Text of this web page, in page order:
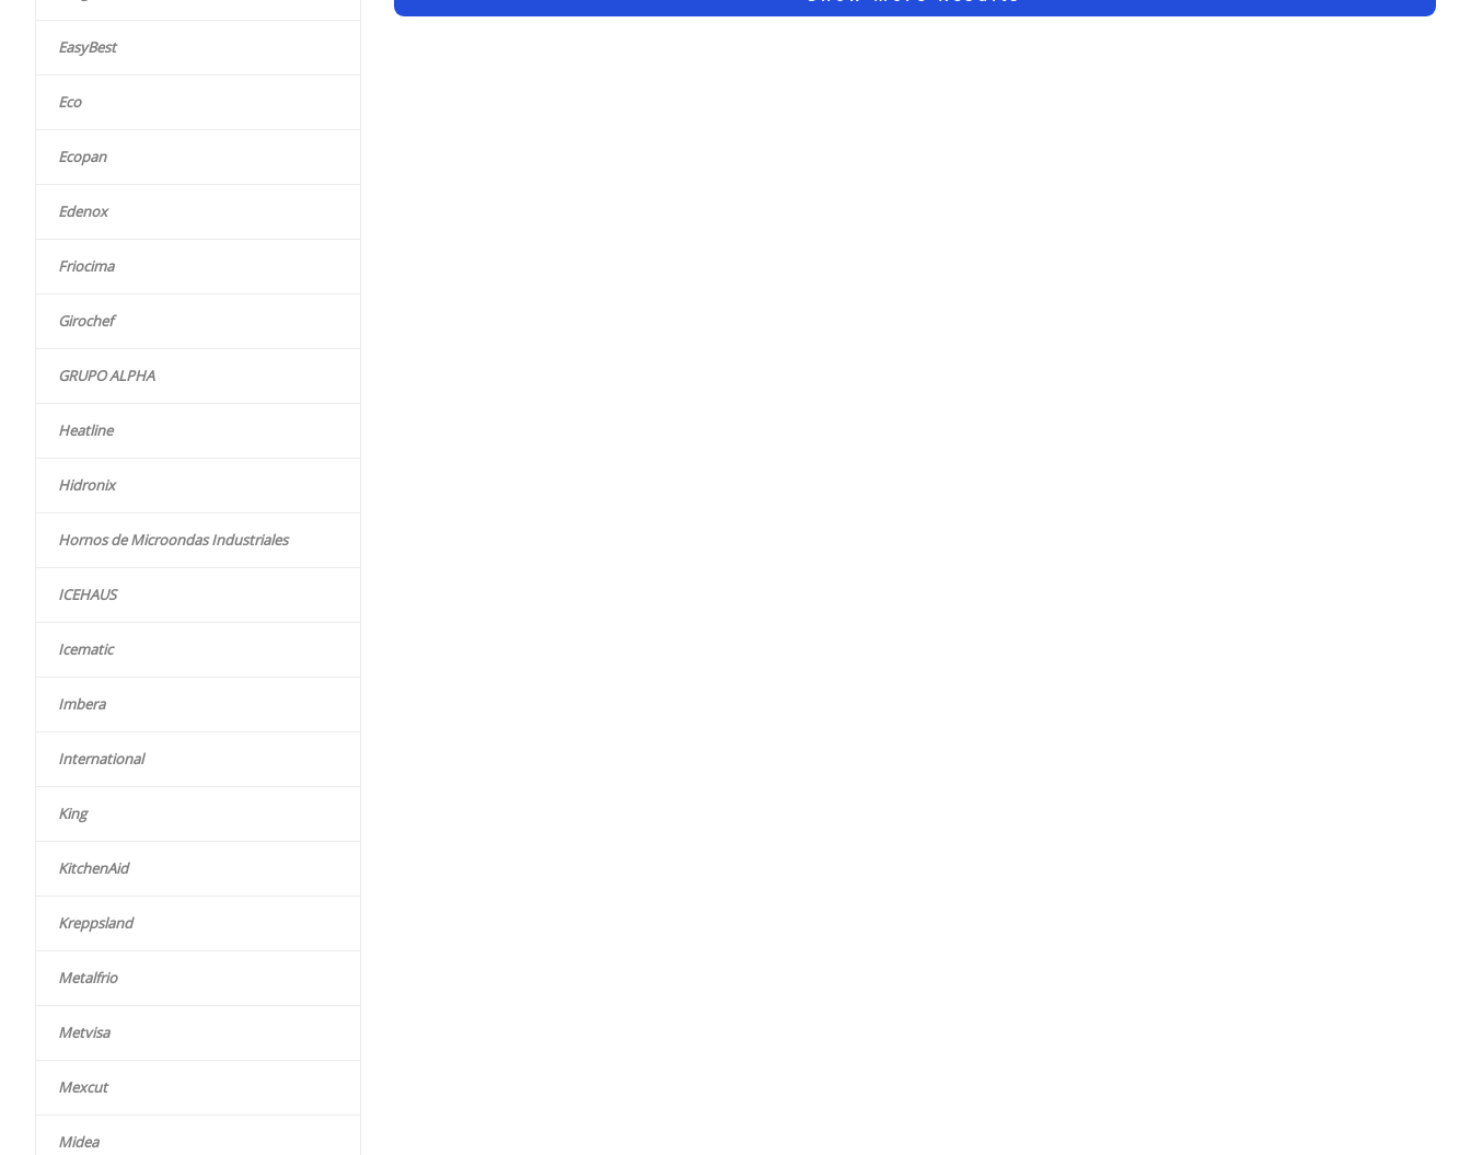
EasyBest
Eco
Ecopan
Edenox
Friocima
Girochef
GRUPO ALPHA
Heatline
Hidronix
Hornos de Microondas Industriales
ICEHAUS
Icematic
Imbera
International
King
KitchenAid
Kreppsland
Metalfrio
Metvisa
Mexcut
Midea